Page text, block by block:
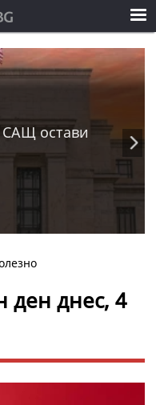
САЩ остави
ден днес, 4